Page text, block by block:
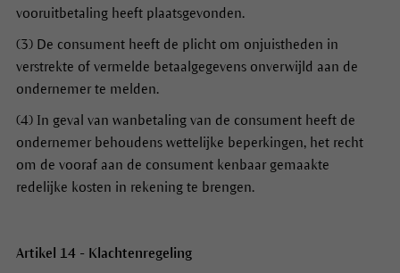
vooruitbetaling heeft plaatsgevonden.
(3) De consument heeft de plicht om onjuistheden in
verstrekte of vermelde betaalgegevens onverwijld aan de
ondernemer te melden.
(4) In geval van wanbetaling van de consument heeft de
ondernemer behoudens wettelijke beperkingen, het recht
om de vooraf aan de consument kenbaar gemaakte
redelijke kosten in rekening te brengen.
Artikel 14 - Klachtenregeling